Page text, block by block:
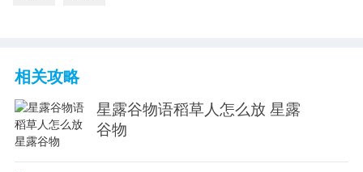
相关攻略
星露谷物语稻草人怎么放 星露
谷物